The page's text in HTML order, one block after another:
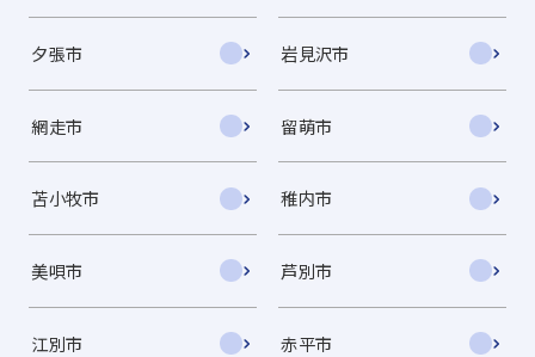
夕張市 岩見沢市
網走市 留萌市
苫小牧市 稚内市
美唄市 芦別市
江別市 赤平市